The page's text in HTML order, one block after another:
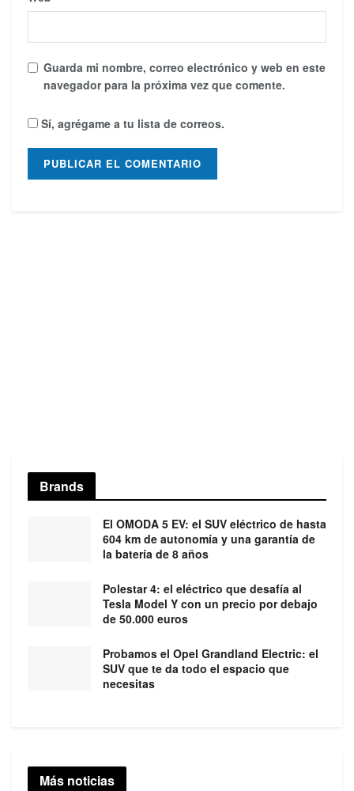
Guarda mi nombre, correo electrónico y web en este
navegador para la próxima vez que comente.
Sí, agrégame a tu lista de correos.
Brands
El OMODA 5 EV: el SUV eléctrico de hasta
604 km de autonomía y una garantía de
la batería de 8 años
Polestar 4: el eléctrico que desafía al
Tesla Model Y con un precio por debajo
de 50.000 euros
Probamos el Opel Grandland Electric: el
SUV que te da todo el espacio que
necesitas
Más noticias